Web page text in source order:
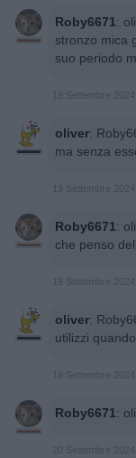
Roby6671:
stronzo mica
suo periodo
19 Settembre
oliver:
ma senza
19 Settembre
Roby6671:
che penso
19 Settembre
oliver:
utilizzi
19 Settembre
Roby6671:
20 Settembre